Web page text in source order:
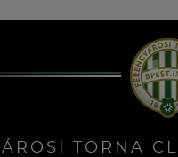
TORNA